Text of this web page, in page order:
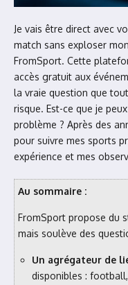
Je vais être direct avec
match sans exploser
FromSport. Cette
accès gratuit aux
la vraie question que
risque. Est-ce que je
problème ? Après des
pour suivre mes sports
expérience et mes
Au sommaire :
FromSport propose du
mais soulève des
Un agrégateur de
disponibles :